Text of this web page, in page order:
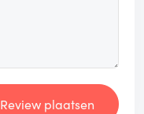
Review plaatsen